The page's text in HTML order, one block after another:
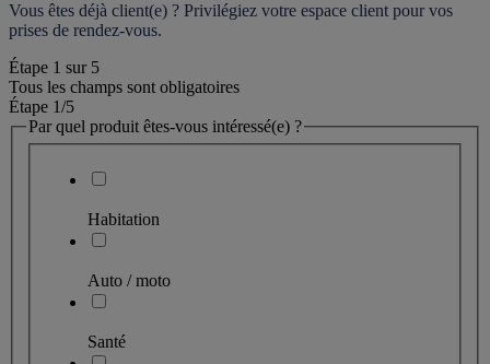
Vous êtes déjà client(e) ? Privilégiez votre espace client pour vos
prises de rendez-vous.
Étape 1 sur 5
Tous les champs sont obligatoires
Étape 1/5
Par quel produit êtes-vous intéressé(e) ?
Habitation
Auto / moto
Santé